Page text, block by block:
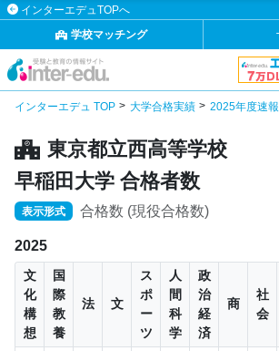
インターエデュTOPへ
学校マッチング
インターエデュ TOP 大学合格実績 2025年度速報
東京都立西高等学校
早稲田大学 合格者数
表示形式 合格数 (現役合格数)
2025
文
化
構
想
国
際
教
養
法 文
ス
ポ
ー
ツ
人
間
科
学
政
治
経
済
商
社
会